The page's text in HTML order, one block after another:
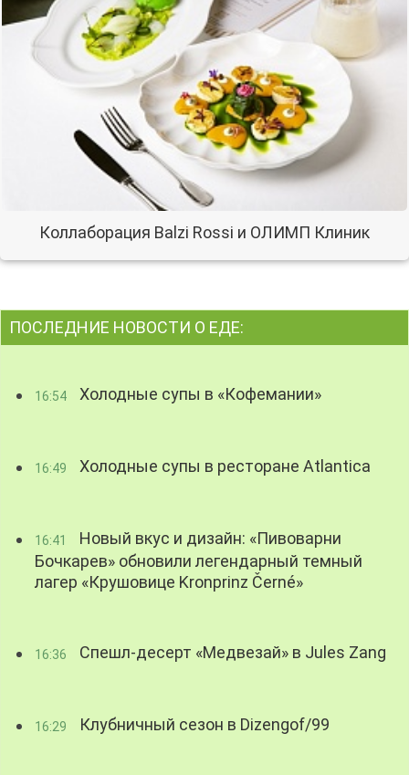
Коллаборация Balzi Rossi и ОЛИМП Клиник
ПОСЛЕДНИЕ НОВОСТИ О ЕДЕ:
16:54 Холодные супы в «Кофемании»
16:49 Холодные супы в ресторане Atlantica
16:41
Новый вкус и дизайн: «Пивоварни
Бочкарев» обновили легендарный темный
лагер «Крушовице Kronprinz Černé»
16:36 Спешл-десерт «Медвезай» в Jules Zang
16:29 Клубничный сезон в Dizengof/99